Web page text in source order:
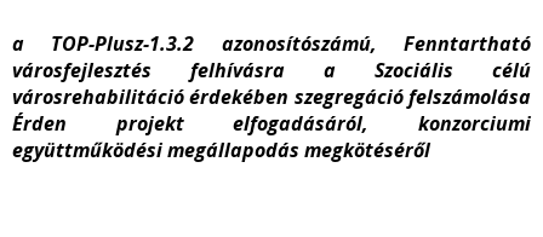
a TOP-Plusz-1.3.2 azonosítószámú, Fenntartható
városfejlesztés felhívásra a Szociális célú
városrehabilitáció érdekében szegregáció felszámolása
Érden projekt elfogadásáról, konzorciumi
együttműködési megállapodás megkötéséről